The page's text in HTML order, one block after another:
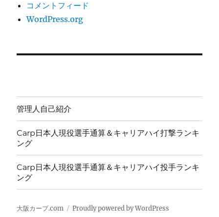
コメントフィード
WordPress.org
管理人自己紹介
Carp日本人現役選手通算＆キャリアハイ打撃ランキ
ング
Carp日本人現役選手通算＆キャリアハイ投手ランキ
ング
大阪カープ.com Proudly powered by WordPress